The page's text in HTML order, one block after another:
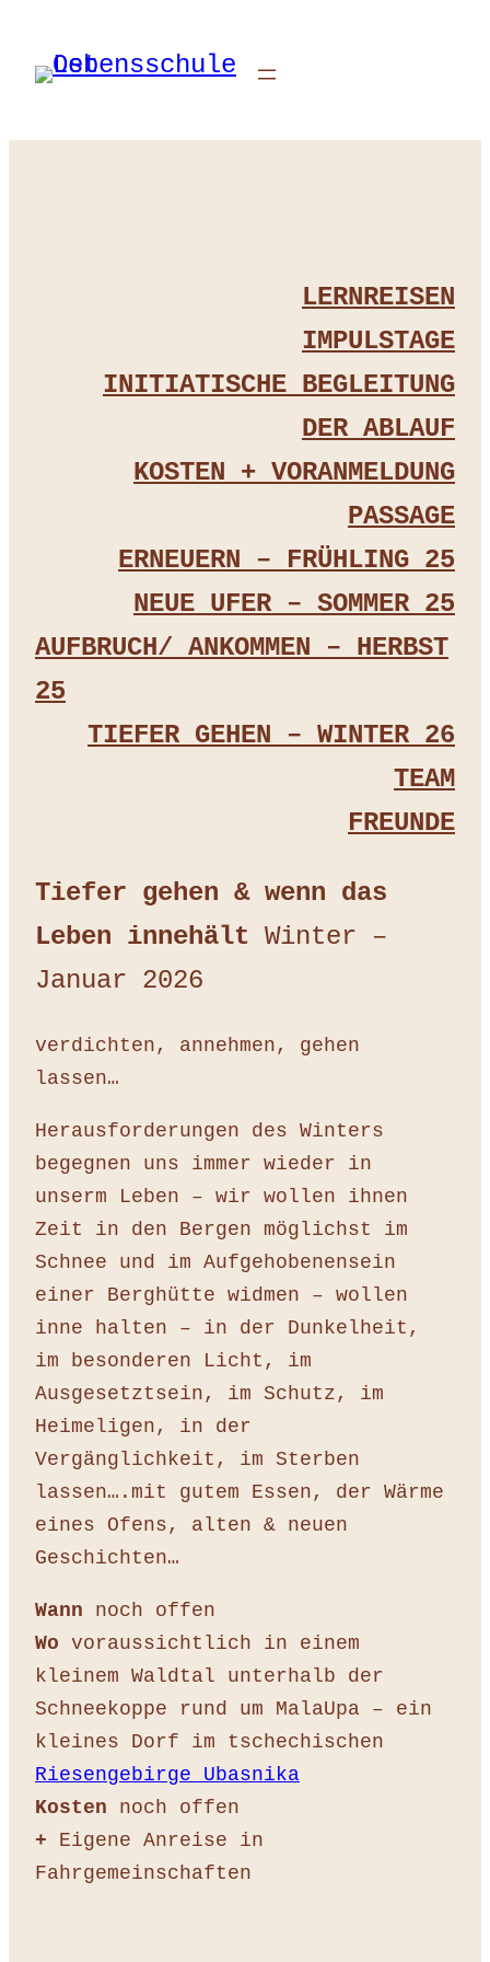
Inhalt
LERNREISEN
IMPULSTAGE
INITIATISCHE BEGLEITUNG
DER ABLAUF
KOSTEN + VORANMELDUNG
PASSAGE
ERNEUERN – FRÜHLING 25
NEUE UFER – SOMMER 25
AUFBRUCH/ ANKOMMEN – HERBST
25
TIEFER GEHEN – WINTER 26
TEAM
FREUNDE
Tiefer gehen & wenn das
Leben innehält Winter –
Januar 2026
verdichten, annehmen, gehen
lassen…
Herausforderungen des Winters
begegnen uns immer wieder in
unserm Leben – wir wollen ihnen
Zeit in den Bergen möglichst im
Schnee und im Aufgehobenensein
einer Berghütte widmen – wollen
inne halten – in der Dunkelheit,
im besonderen Licht, im
Ausgesetztsein, im Schutz, im
Heimeligen, in der
Vergänglichkeit, im Sterben
lassen….mit gutem Essen, der Wärme
eines Ofens, alten & neuen
Geschichten…
Wann noch offen
Wo voraussichtlich in einem
kleinem Waldtal unterhalb der
Schneekoppe rund um MalaUpa – ein
kleines Dorf im tschechischen
Riesengebirge Ubasnika
Kosten noch offen
+ Eigene Anreise in
Fahrgemeinschaften